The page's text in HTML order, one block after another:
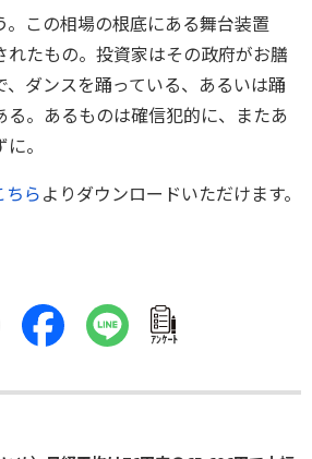
。この相場の根底にある舞台装置
れたもの。投資家はその政府がお膳
ダンスを踊っている、あるいは踊
る。あるものは確信犯的に、またあ
。
ちらよりダウンロードいただけます。
ｱﾝｹｰﾄ